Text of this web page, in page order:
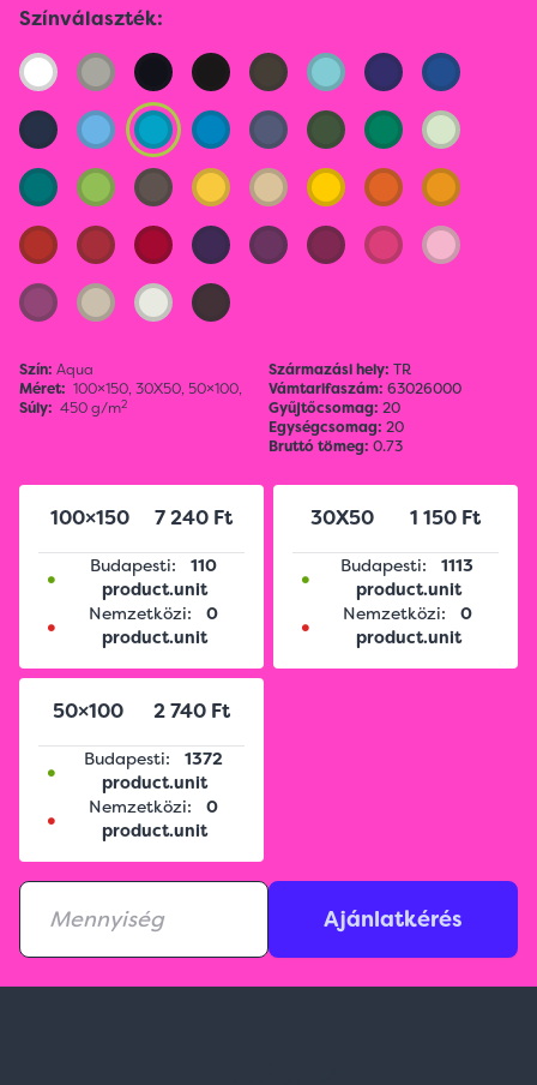
Színválaszték:
Szín: Aqua
Méret: 100×150,30X50,50×100,
Súly: 450 g/m2
Származási hely: TR
Vámtarifaszám: 63026000
Gyűjtőcsomag: 20
Egységcsomag: 20
Bruttó tömeg: 0.73
100×150 7 240 Ft
• Budapesti:
110
product.unit
• Nemzetközi:
0
product.unit
30X50 1 150 Ft
• Budapesti:
1113
product.unit
• Nemzetközi:
0
product.unit
50×100 2 740 Ft
• Budapesti:
1372
product.unit
• Nemzetközi:
0
product.unit
Ajánlatkérés